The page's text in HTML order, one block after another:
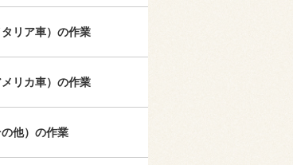
リア車）の作業
リカ車）の作業
他）の作業